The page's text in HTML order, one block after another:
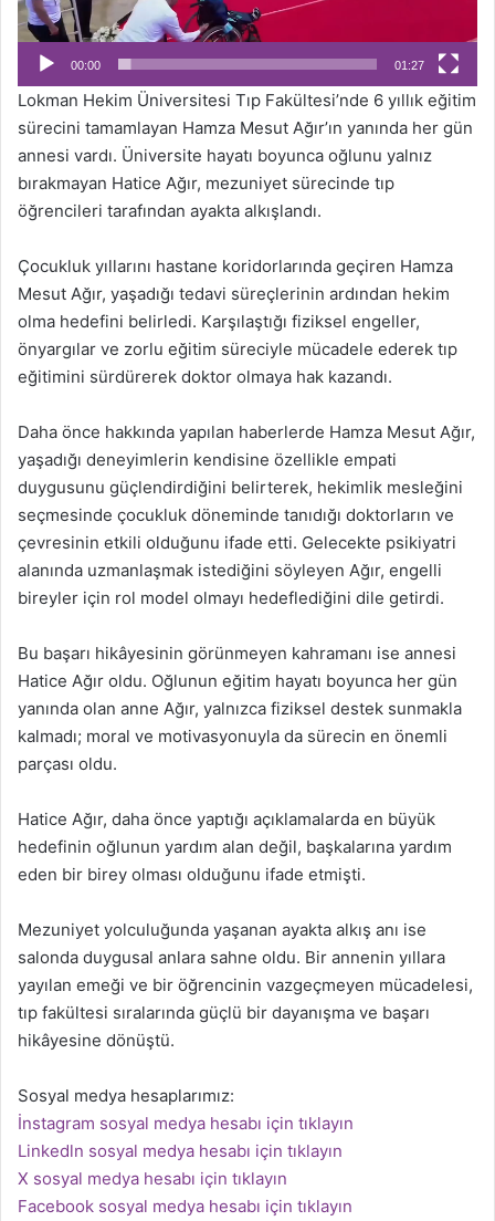
00:00 01:27
Lokman Hekim Üniversitesi Tıp Fakültesi’nde 6 yıllık eğitim
sürecini tamamlayan Hamza Mesut Ağır’ın yanında her gün
annesi vardı. Üniversite hayatı boyunca oğlunu yalnız
bırakmayan Hatice Ağır, mezuniyet sürecinde tıp
öğrencileri tarafından ayakta alkışlandı.
Çocukluk yıllarını hastane koridorlarında geçiren Hamza
Mesut Ağır, yaşadığı tedavi süreçlerinin ardından hekim
olma hedefini belirledi. Karşılaştığı fiziksel engeller,
önyargılar ve zorlu eğitim süreciyle mücadele ederek tıp
eğitimini sürdürerek doktor olmaya hak kazandı.
Daha önce hakkında yapılan haberlerde Hamza Mesut Ağır,
yaşadığı deneyimlerin kendisine özellikle empati
duygusunu güçlendirdiğini belirterek, hekimlik mesleğini
seçmesinde çocukluk döneminde tanıdığı doktorların ve
çevresinin etkili olduğunu ifade etti. Gelecekte psikiyatri
alanında uzmanlaşmak istediğini söyleyen Ağır, engelli
bireyler için rol model olmayı hedeflediğini dile getirdi.
Bu başarı hikâyesinin görünmeyen kahramanı ise annesi
Hatice Ağır oldu. Oğlunun eğitim hayatı boyunca her gün
yanında olan anne Ağır, yalnızca fiziksel destek sunmakla
kalmadı; moral ve motivasyonuyla da sürecin en önemli
parçası oldu.
Hatice Ağır, daha önce yaptığı açıklamalarda en büyük
hedefinin oğlunun yardım alan değil, başkalarına yardım
eden bir birey olması olduğunu ifade etmişti.
Mezuniyet yolculuğunda yaşanan ayakta alkış anı ise
salonda duygusal anlara sahne oldu. Bir annenin yıllara
yayılan emeği ve bir öğrencinin vazgeçmeyen mücadelesi,
tıp fakültesi sıralarında güçlü bir dayanışma ve başarı
hikâyesine dönüştü.
Sosyal medya hesaplarımız:
İnstagram sosyal medya hesabı için tıklayın
Linkedln sosyal medya hesabı için tıklayın
X sosyal medya hesabı için tıklayın
Facebook sosyal medya hesabı için tıklayın